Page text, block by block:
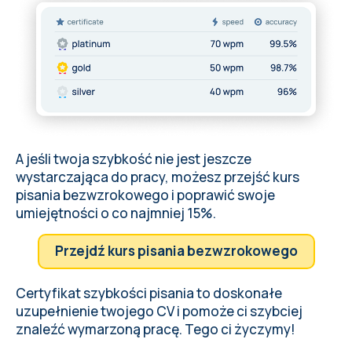
A jeśli twoja szybkość nie jest jeszcze
wystarczająca do pracy, możesz przejść kurs
pisania bezwzrokowego i poprawić swoje
umiejętności o co najmniej 15%.
Przejdź kurs pisania bezwzrokowego
Certyfikat szybkości pisania to doskonałe
uzupełnienie twojego CV i pomoże ci szybciej
znaleźć wymarzoną pracę. Tego ci życzymy!